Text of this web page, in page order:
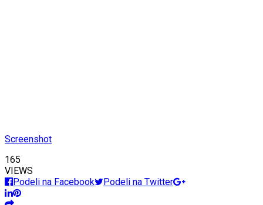
Screenshot
165
VIEWS
Podeli na Facebook
Podeli na Twitter